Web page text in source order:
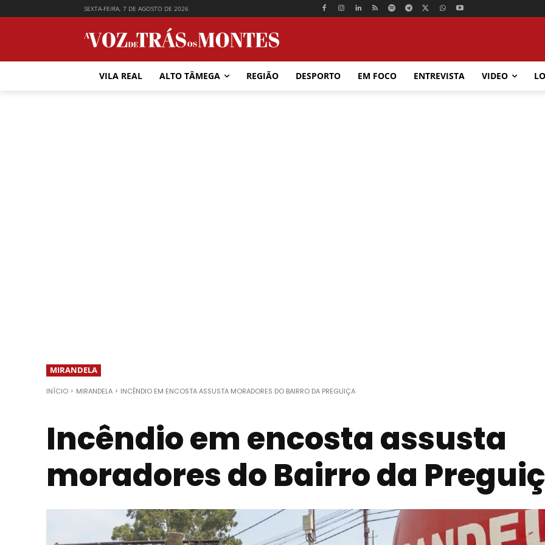
SEXTA-FEIRA, 7 DE AGOSTO DE 2026
VILA REAL ALTO TÂMEGA REGIÃO DESPORTO EM FOCO ENTREVISTA VIDEO
MIRANDELA
INÍCIO MIRANDELA INCÊNDIO EM ENCOSTA ASSUSTA MORADORES DO BAIRRO DA PREGUIÇA
Incêndio em encosta assusta
moradores do Bairro da